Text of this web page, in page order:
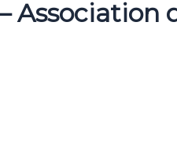
Association